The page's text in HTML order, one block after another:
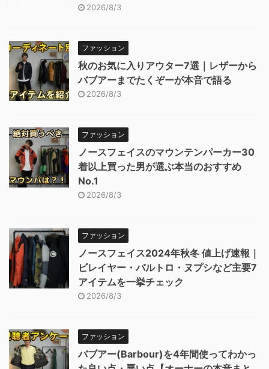
2026/8/3
ファッション
秋のお気に入りアウター7選｜レザーから
バブアーまでたくぞーが本音で語る
2026/8/3
ファッション
ノースフェイスのマウンテンパーカー30
着以上買った男が選ぶ本当のおすすめ
No.1
2026/8/3
ファッション
ノースフェイス2024年秋冬 値上げ速報｜
ビレイヤー・バルトロ・ヌプシなど主要7
アイテムを一挙チェック
2026/8/3
ファッション
バブアー(Barbour)を4年間使ってわかっ